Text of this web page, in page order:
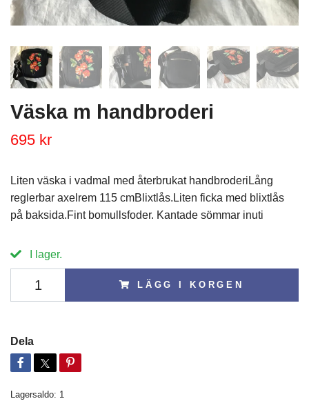
Väska m handbroderi
695 kr
Liten väska i vadmal med återbrukat handbroderiLång
reglerbar axelrem 115 cmBlixtlås.Liten ficka med blixtlås
på baksida.Fint bomullsfoder. Kantade sömmar inuti
I lager.
LÄGG I KORGEN
Dela
Lagersaldo: 1